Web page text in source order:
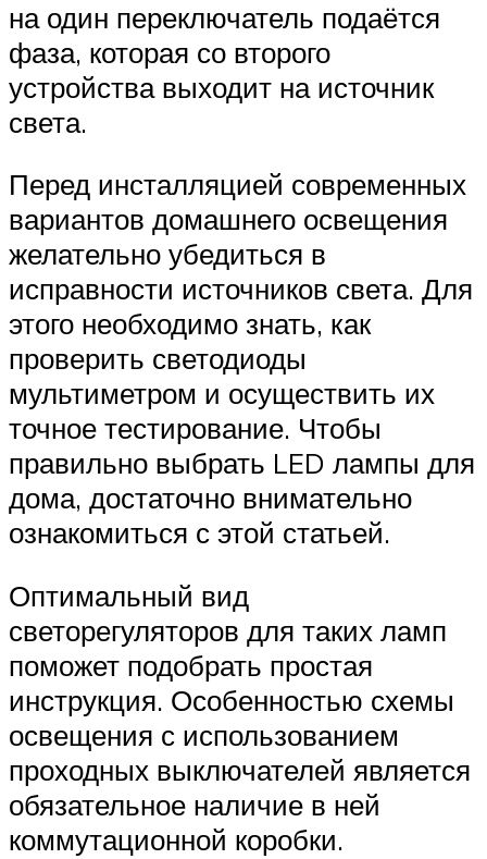
на один переключатель подаётся
фаза, которая со второго
устройства выходит на источник
света.
Перед инсталляцией современных
вариантов домашнего освещения
желательно убедиться в
исправности источников света. Для
этого необходимо знать, как
проверить светодиоды
мультиметром и осуществить их
точное тестирование. Чтобы
правильно выбрать LED лампы для
дома, достаточно внимательно
ознакомиться с этой статьей.
Оптимальный вид
светорегуляторов для таких ламп
поможет подобрать простая
инструкция. Особенностью схемы
освещения с использованием
проходных выключателей является
обязательное наличие в ней
коммутационной коробки.